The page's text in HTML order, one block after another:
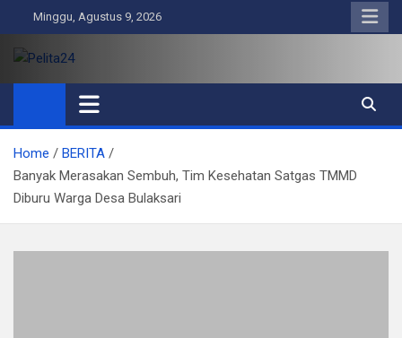
to
content
Minggu, Agustus 9, 2026
Pelita24
Aktual, Mendalam dan Terpercaya
Home
BERITA
Banyak Merasakan Sembuh, Tim Kesehatan Satgas TMMD
Diburu Warga Desa Bulaksari